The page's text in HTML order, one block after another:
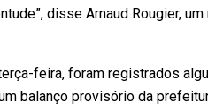
disse Arnaud Rougier,
feira, foram registrados
balanço provisório da